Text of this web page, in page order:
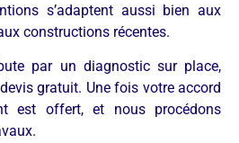
s’adaptent aussi bien aux
constructions récentes.
par un diagnostic sur place,
gratuit. Une fois votre accord
est offert, et nous procédons